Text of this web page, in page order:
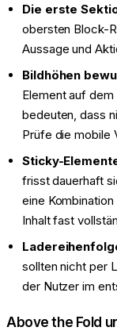
Die erste
obersten Block-
Aussage und
Bildhöhen
Element auf
bedeuten, dass
Prüfe die mobile
Sticky-
frisst dauerhaft
eine
Inhalt fast
sollten nicht per
der Nutzer im
Above the Fold